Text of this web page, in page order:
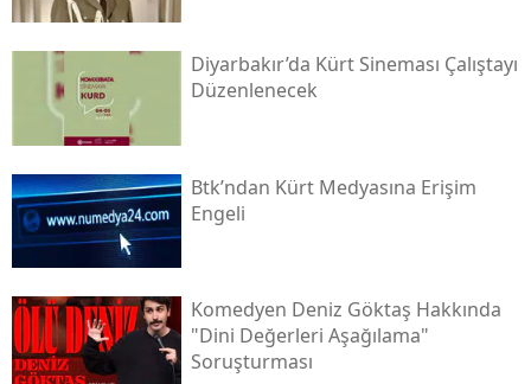
Diyarbakır’da Kürt Sineması Çalıştayı
Düzenlenecek
Btk’ndan Kürt Medyasına Erişim
Engeli
Komedyen Deniz Göktaş Hakkında
"dini Değerleri Aşağılama"
Soruşturması